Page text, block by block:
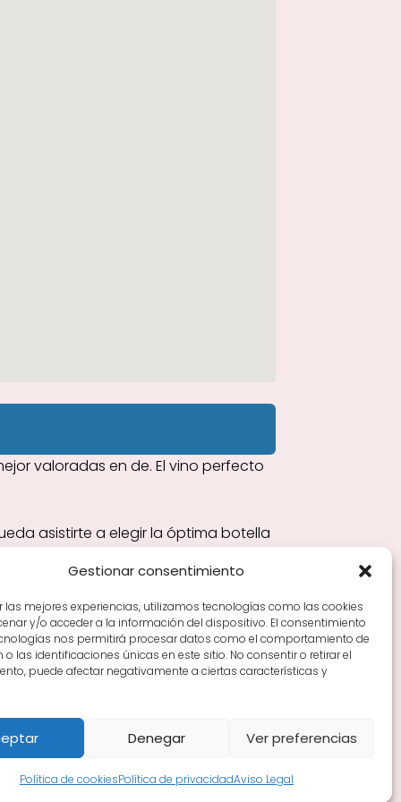
Gestionar consentimiento
las mejores experiencias, utilizamos tecnologías como las cookies
y/o acceder a la información del dispositivo. El consentimiento
nos permitirá procesar datos como el comportamiento de
o las identificaciones únicas en este sitio. No consentir o retirar el
puede afectar negativamente a ciertas características y
Denegar Ver preferencias
Política de cookiesPolítica de privacidadAviso Legal
valoradas en de. El vino perfecto
asistirte a elegir la óptima botella
Tiendas de vino por ciudades
Tipos de Rioja y
Rioja Vino Rioja para empezar
Zonas de Rioja y